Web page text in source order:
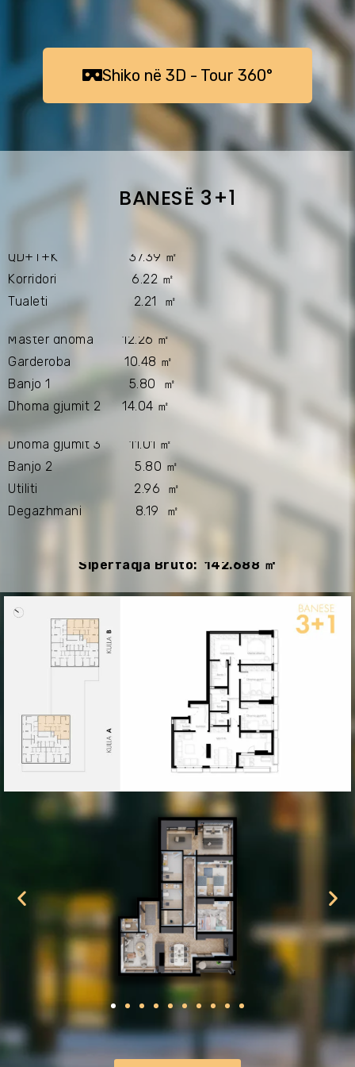
ㅤㅤShiko në 3D - Tour 360°ㅤㅤㅤ
BANESË 3+1
QD+T+K 37.39 ㎡
Korridori 6.22 ㎡
Tualeti 2.21 ㎡
Master dhoma 12.26 ㎡
Garderoba 10.48 ㎡
Banjo 1 5.80 ㎡
Dhoma gjumit 2 14.04 ㎡
Dhoma gjumit 3 11.01 ㎡
Banjo 2 5.80 ㎡
Utiliti 2.96 ㎡
Degazhmani 8.19 ㎡
Sipërfaqja Bruto: 142.688 ㎡